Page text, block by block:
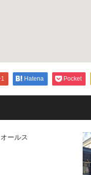
Hatena Pocket
ールス